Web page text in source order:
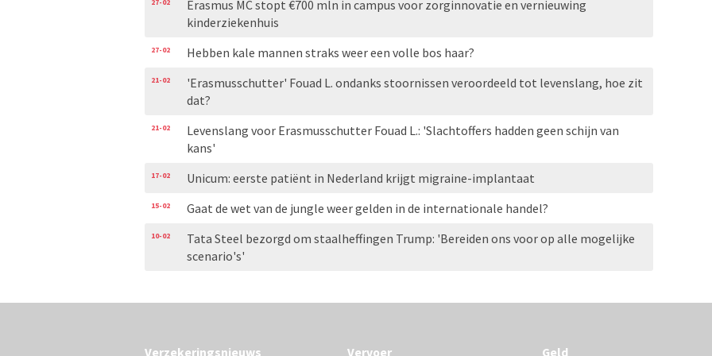
Erasmus MC stopt €700 mln in campus voor zorginnovatie en vernieuwing
kinderziekenhuis
27-02 Hebben kale mannen straks weer een volle bos haar?
21-02
'Erasmusschutter' Fouad L. ondanks stoornissen veroordeeld tot levenslang, hoe zit
dat?
21-02
Levenslang voor Erasmusschutter Fouad L.: 'Slachtoffers hadden geen schijn van
kans'
17-02 Unicum: eerste patiënt in Nederland krijgt migraine-implantaat
15-02 Gaat de wet van de jungle weer gelden in de internationale handel?
10-02
Tata Steel bezorgd om staalheffingen Trump: 'Bereiden ons voor op alle mogelijke
scenario's'
Verzekeringsnieuws Vervoer Geld